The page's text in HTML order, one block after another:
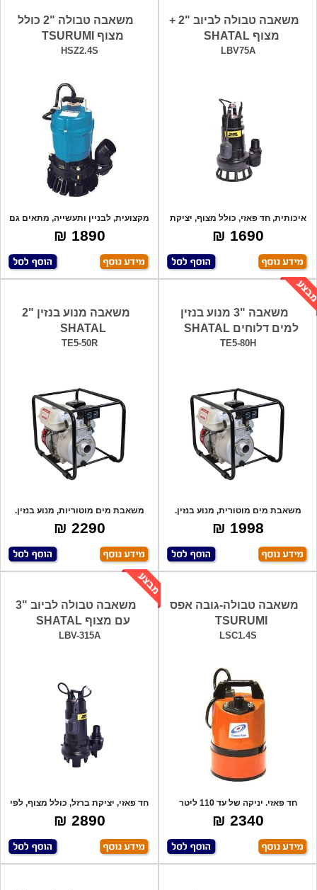
משאבה טבולה לביוב "2 +
מצוף SHATAL
LBV75A
איכותית, חד פאזי, כולל מצוף, יציקת
ברזל
1690 ₪
משאבה טבולה "2 כולל
מצוף TSURUMI
HSZ2.4S
מקצועית, לבניין ותעשייה, מתאים גם
למים ע
1890 ₪
משאבה "3 מנוע בנזין
למים דלוחים SHATAL
TE5-80H
משאבת מים מוטורית, מנוע בנזין.
שילוב של
1998 ₪
משאבה מנוע בנזין "2
SHATAL
TE5-50R
משאבת מים מוטוריות, מנוע בנזין.
שילוב ש
2290 ₪
משאבה טבולה-גובה אפס
TSURUMI
LSC1.4S
חד פאזי. יניקה של עד 110 ליטר
בדקה. גובה
2340 ₪
משאבה טבולה לביוב "3
עם מצוף SHATAL
LBV-315A
חד פאזי, יציקת ברזל, כולל מצוף, לפי
דריש
2890 ₪